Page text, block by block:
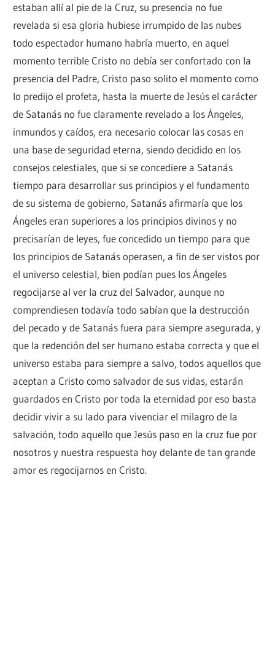
estaban allí al pie de la Cruz, su presencia no fue
revelada si esa gloria hubiese irrumpido de las nubes
todo espectador humano habría muerto, en aquel
momento terrible Cristo no debía ser confortado con la
presencia del Padre, Cristo paso solito el momento como
lo predijo el profeta, hasta la muerte de Jesús el carácter
de Satanás no fue claramente revelado a los Ángeles,
inmundos y caídos, era necesario colocar las cosas en
una base de seguridad eterna, siendo decidido en los
consejos celestiales, que si se concediere a Satanás
tiempo para desarrollar sus principios y el fundamento
de su sistema de gobierno, Satanás afirmaría que los
Ángeles eran superiores a los principios divinos y no
precisarían de leyes, fue concedido un tiempo para que
los principios de Satanás operasen, a fin de ser vistos por
el universo celestial, bien podían pues los Ángeles
regocijarse al ver la cruz del Salvador, aunque no
comprendiesen todavía todo sabían que la destrucción
del pecado y de Satanás fuera para siempre asegurada, y
que la redención del ser humano estaba correcta y que el
universo estaba para siempre a salvo, todos aquellos que
aceptan a Cristo como salvador de sus vidas, estarán
guardados en Cristo por toda la eternidad por eso basta
decidir vivir a su lado para vivenciar el milagro de la
salvación, todo aquello que Jesús paso en la cruz fue por
nosotros y nuestra respuesta hoy delante de tan grande
amor es regocijarnos en Cristo.